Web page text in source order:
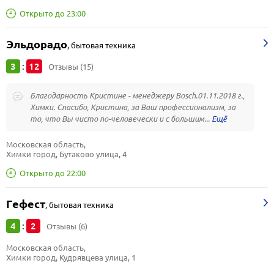
Открыто до 23:00
Эльдорадо,бытовая техника
3 : 12 Отзывы (15)
Благодарность Кристине - менеджеру Bosch.01.11.2018 г.,
Химки. Спасибо, Кристина, за Ваш профессионализм, за
то, что Вы чисто по-человечески и с большим...
Открыто до 22:00
Московская область,
Химки город, Бутаково улица, 4
Гефест,бытовая техника
4 : 2 Отзывы (6)
Московская область,
Химки город, Кудрявцева улица, 1